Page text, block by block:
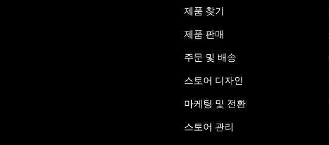
제품 찾기
제품 판매
주문 및 배송
스토어 디자인
마케팅 및 전환
스토어 관리